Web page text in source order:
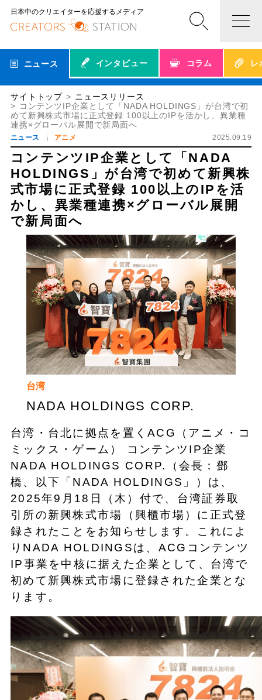
日本中のクリエイターを応援するメディア
ニュース インタビュー コラム レ
サイトトップ
ニュースリリース
コンテンツIP企業として「NADA HOLDINGS」が台湾で初
めて新興株式市場に正式登録 100以上のIPを活かし、異業種
連携×グローバル展開で新局面へ
ニュース アニメ 2025.09.19
コンテンツIP企業として「NADA
HOLDINGS」が台湾で初めて新興株
式市場に正式登録 100以上のIPを活
かし、異業種連携×グローバル展開
で新局面へ
台湾
NADA HOLDINGS CORP.
台湾・台北に拠点を置くACG（アニメ・コ
ミックス・ゲーム） コンテンツIP企業
NADA HOLDINGS CORP.（会長：鄧
橋、以下「NADA HOLDINGS」）は、
2025年9月18日（木）付で、台湾証券取
引所の新興株式市場（興櫃市場）に正式登
録されたことをお知らせします。これによ
りNADA HOLDINGSは、ACGコンテンツ
IP事業を中核に据えた企業として、台湾で
初めて新興株式市場に登録された企業とな
ります。